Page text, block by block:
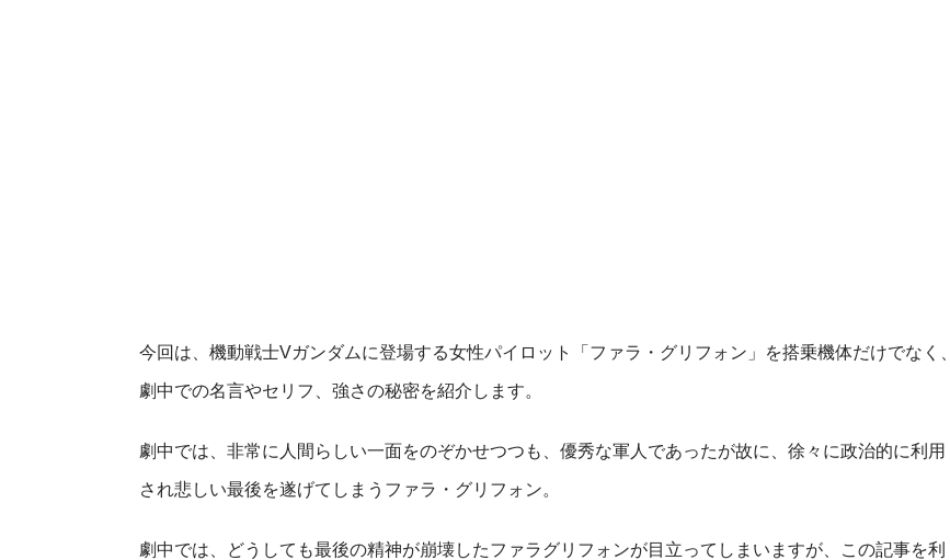
今回は、機動戦士Vガンダムに登場する女性パイロット「ファラ・グリフォン」を搭乗機体だけでなく、
劇中での名言やセリフ、強さの秘密を紹介します。
劇中では、非常に人間らしい一面をのぞかせつつも、優秀な軍人であったが故に、徐々に政治的に利用
され悲しい最後を遂げてしまうファラ・グリフォン。
劇中では、どうしても最後の精神が崩壊したファラグリフォンが目立ってしまいますが、この記事を利